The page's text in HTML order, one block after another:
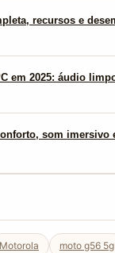
recursos e
em 2025: áudio
som
Motorola moto g56 5g